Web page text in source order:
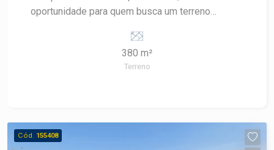
oportunidade para quem busca um terreno
para instalação de atividades comerciais, em uma
localização privilegiada e com grande potencial
esquerda - 38 metros na lateral direita -
Topografia favorável para construção - Excelente
380 m²
Terreno
Cód. 155408